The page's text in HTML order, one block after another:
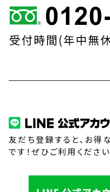
友だち登録すると、お得
です！ぜひご利用ください